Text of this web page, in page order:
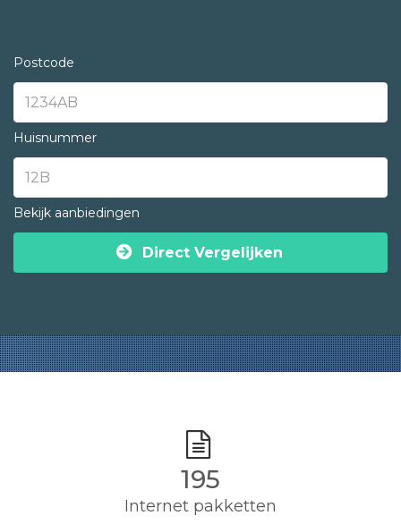
Postcode
Huisnummer
Bekijk aanbiedingen
Direct Vergelijken
195
Internet pakketten